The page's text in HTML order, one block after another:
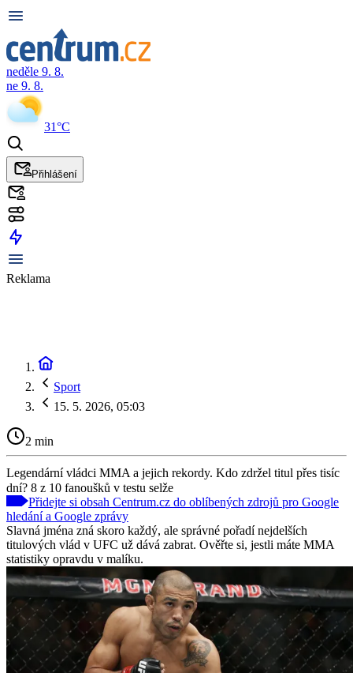
neděle 9. 8.
ne 9. 8.
31°C
Přihlášení
Reklama
Sport
15. 5. 2026, 05:03
2 min
Legendární vládci MMA a jejich rekordy. Kdo zdržel titul přes tisíc
dní? 8 z 10 fanoušků v testu selže
Přidejte si obsah Centrum.cz do oblíbených zdrojů pro Google
hledání a Google zprávy
Slavná jména zná skoro každý, ale správné pořadí nejdelších
titulových vlád v UFC už dává zabrat. Ověřte si, jestli máte MMA
statistiky opravdu v malíku.